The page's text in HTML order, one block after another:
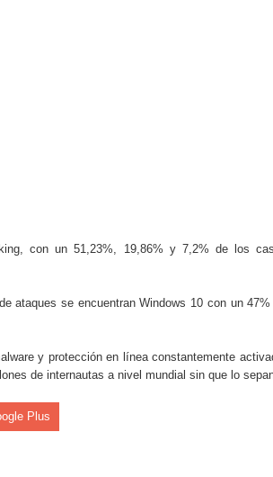
con un 51,23%, 19,86% y 7,2% de los
ataques se encuentran Windows 10 con un 47%
y protección en línea constantemente
de internautas a nivel mundial sin que lo
Plus